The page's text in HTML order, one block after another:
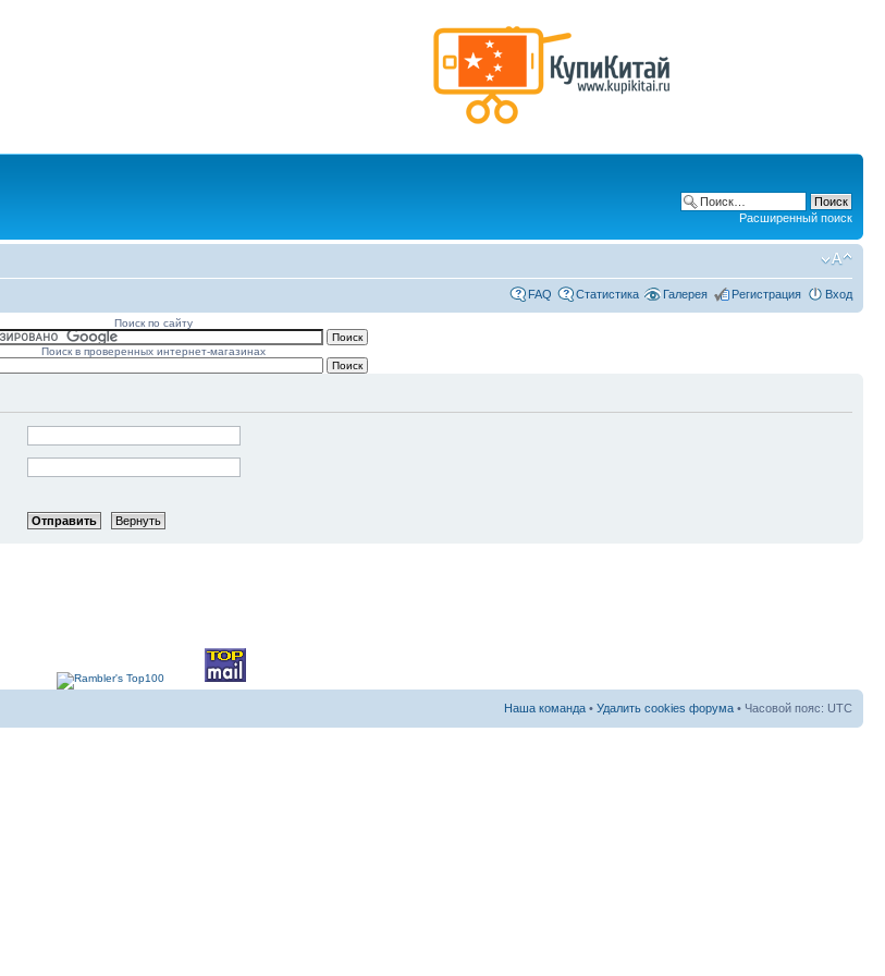
Расширенный поиск
FAQ Статистика Галерея Регистрация Вход
Поиск по сайту
Поиск в проверенных интернет-магазинах
Наша команда • Удалить cookies форума • Часовой пояс: UTC